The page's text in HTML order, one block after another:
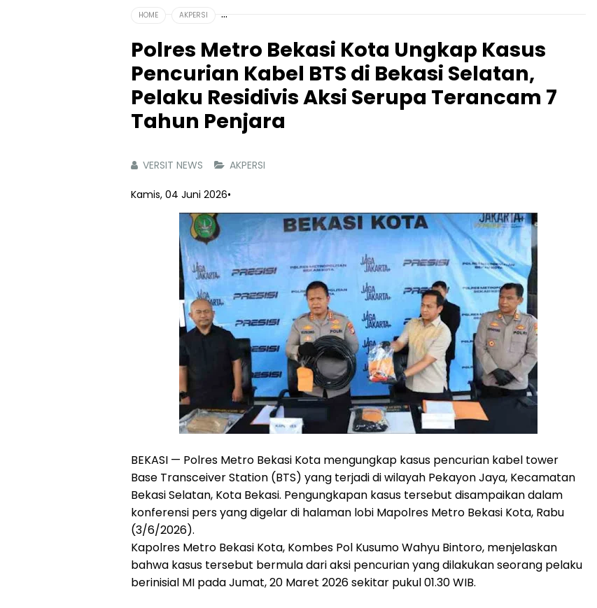
HOME AKPERSI
Polres Metro Bekasi Kota Ungkap Kasus
Pencurian Kabel BTS di Bekasi Selatan,
Pelaku Residivis Aksi Serupa Terancam 7
Tahun Penjara
VERSIT NEWS AKPERSI
Kamis, 04 Juni 2026•
BEKASI — Polres Metro Bekasi Kota mengungkap kasus pencurian kabel tower
Base Transceiver Station (BTS) yang terjadi di wilayah Pekayon Jaya, Kecamatan
Bekasi Selatan, Kota Bekasi. Pengungkapan kasus tersebut disampaikan dalam
konferensi pers yang digelar di halaman lobi Mapolres Metro Bekasi Kota, Rabu
(3/6/2026).
Kapolres Metro Bekasi Kota, Kombes Pol Kusumo Wahyu Bintoro, menjelaskan
bahwa kasus tersebut bermula dari aksi pencurian yang dilakukan seorang pelaku
berinisial MI pada Jumat, 20 Maret 2026 sekitar pukul 01.30 WIB.